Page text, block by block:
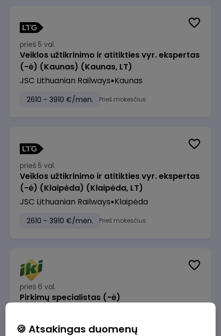
prieš 5 val.
Veiklos užtikrinimo ir atitikties vyr. ekspertas
(-ė) (Kaunas) (Kaunas, LT)
JSC Lithuanian Railways Kaunas
2610 - 3910 €/mėn. Prieš mokesčius
prieš 5 val.
Veiklos užtikrinimo ir atitikties vyr. ekspertas
(-ė) (Klaipėda) (Klaipėda, LT)
JSC Lithuanian Railways Klaipėda
2610 - 3910 €/mėn. Prieš mokesčius
prieš 6 val.
Pirkimų specialistas (-ė)
1600 - 1900 €/mėn. Prieš mokesčius
🍪 Atsakingas duomenų